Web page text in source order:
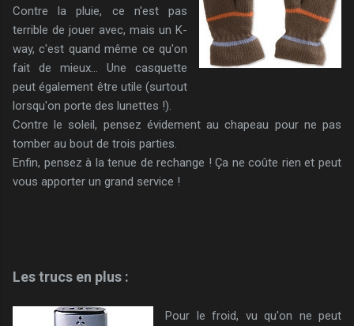
Contre la pluie, ce n'est pas
terrible de jouer avec, mais un K-
way, c'est quand même ce qu'on
fait de mieux... Une casquette
peut également être utile (surtout
lorsqu'on porte des lunettes !).
Contre le soleil, pensez évidement au chapeau pour ne pas
tomber au bout de trois parties.
Enfin, pensez à la tenue de rechange ! Ça ne coûte rien et peut
vous apporter un grand service !
Les trucs en plus :
Pour le froid, vu qu'on ne peut